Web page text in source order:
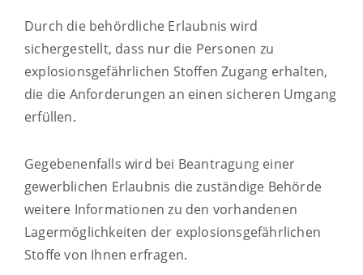
Durch die behördliche Erlaubnis wird
sichergestellt, dass nur die Personen zu
explosionsgefährlichen Stoffen Zugang erhalten,
die die Anforderungen an einen sicheren Umgang
erfüllen.
Gegebenenfalls wird bei Beantragung einer
gewerblichen Erlaubnis die zuständige Behörde
weitere Informationen zu den vorhandenen
Lagermöglichkeiten der explosionsgefährlichen
Stoffe von Ihnen erfragen.